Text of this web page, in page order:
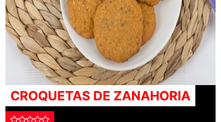
CROQUETAS DE ZANAHORIA